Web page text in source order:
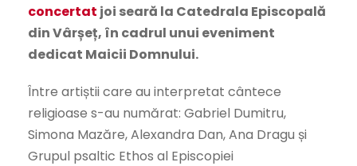
concertat joi seară la Catedrala Episcopală
din Vârșeț, în cadrul unui eveniment
dedicat Maicii Domnului.
Între artiștii care au interpretat cântece
religioase s-au numărat: Gabriel Dumitru,
Simona Mazăre, Alexandra Dan, Ana Dragu și
Grupul psaltic Ethos al Episcopiei